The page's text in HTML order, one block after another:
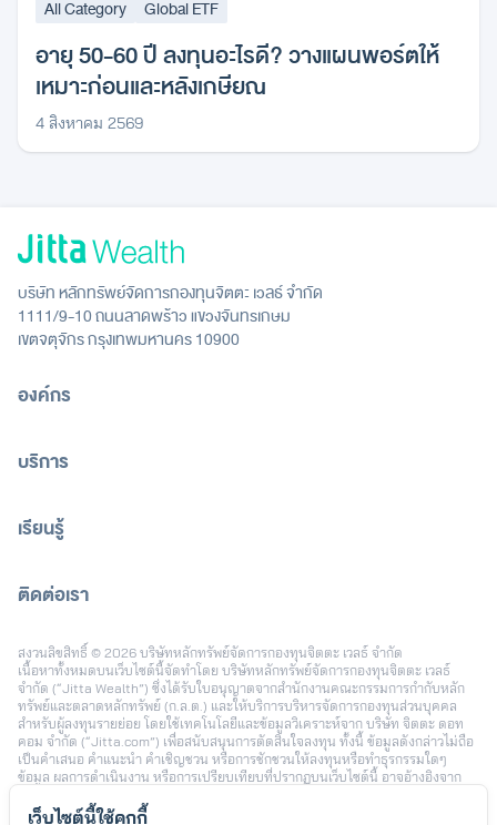
All Category Global ETF
อายุ 50-60 ปี ลงทุนอะไรดี? วางแผนพอร์ตให้
เหมาะก่อนและหลังเกษียณ
4 สิงหาคม 2569
บริษัท หลักทรัพย์จัดการกองทุนจิตตะ เวลธ์ จำกัด
1111/9-10 ถนนลาดพร้าว แขวงจันทรเกษม
เขตจตุจักร กรุงเทพมหานคร 10900
องค์กร
บริการ
เรียนรู้
ติดต่อเรา
สงวนลิขสิทธิ์ © 2026 บริษัทหลักทรัพย์จัดการกองทุนจิตตะ เวลธ์ จำกัด
เนื้อหาทั้งหมดบนเว็บไซต์นี้จัดทำโดย บริษัทหลักทรัพย์จัดการกองทุนจิตตะ เวลธ์
จำกัด (“Jitta Wealth”) ซึ่งได้รับใบอนุญาตจากสำนักงานคณะกรรมการกำกับหลัก
ทรัพย์และตลาดหลักทรัพย์ (ก.ล.ต.) และให้บริการบริหารจัดการกองทุนส่วนบุคคล
สำหรับผู้ลงทุนรายย่อย โดยใช้เทคโนโลยีและข้อมูลวิเคราะห์จาก บริษัท จิตตะ ดอท
คอม จำกัด (“Jitta.com”) เพื่อสนับสนุนการตัดสินใจลงทุน ทั้งนี้ ข้อมูลดังกล่าวไม่ถือ
เป็นคำเสนอ คำแนะนำ คำเชิญชวน หรือการชักชวนให้ลงทุนหรือทำธุรกรรมใดๆ
ข้อมูล ผลการดำเนินงาน หรือการเปรียบเทียบที่ปรากฏบนเว็บไซต์นี้ อาจอ้างอิงจาก
สามารถใช้เป็นหลักประกันผลตอบแทนในอนาคต การลงทุนมีความเสี่ยง ผู้ลงทุนอาจ
เว็บไซต์นี้ใช้คุกกี้